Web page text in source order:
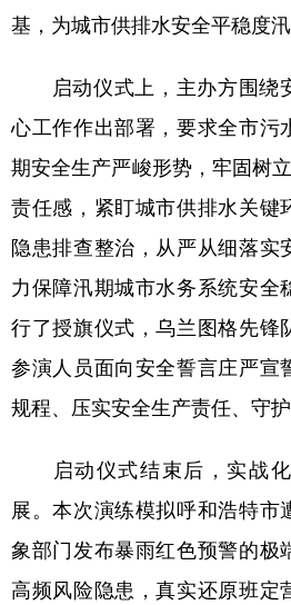
法律 中央文件
学术中国 乡村振兴
彩票 娱乐
公益 一带一路
文化产业
地方频道
辽宁 吉林
浙江 安徽
山东 河南
基，为城市供排水安全平稳度汛
启动仪式上，主办方围绕
心工作作出部署，要求全市污
期安全生产严峻形势，牢固树
责任感，紧盯城市供排水关键
隐患排查整治，从严从细落实
力保障汛期城市水务系统安全
行了授旗仪式，乌兰图格先锋
参演人员面向安全誓言庄严宣
规程、压实安全生产责任、守护
启动仪式结束后，实战化
展。本次演练模拟呼和浩特市
象部门发布暴雨红色预警的极
高频风险隐患，真实还原班定